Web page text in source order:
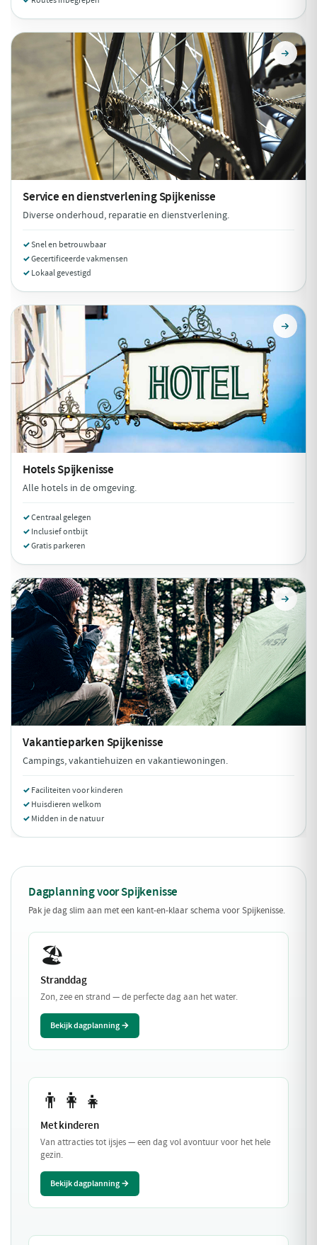
Service en dienstverleningSpijkenisse
Diverse onderhoud, reparatie en dienstverlening.
Snel en betrouwbaar
Gecertificeerde vakmensen
Lokaal gevestigd
HotelsSpijkenisse
Alle hotels in de omgeving.
Centraal gelegen
Inclusief ontbijt
Gratis parkeren
Vakantieparken Spijkenisse
Campings, vakantiehuizen en vakantiewoningen.
Faciliteiten voor kinderen
Huisdieren welkom
Midden in de natuur
Dagplanning voor Spijkenisse
Pak je dag slim aan met een kant-en-klaar schema voor Spijkenisse.
🏖️
Stranddag
Zon, zee en strand — de perfecte dag aan het water.
Bekijk dagplanning →
👨‍👩‍👧
Met kinderen
Van attracties tot ijsjes — een dag vol avontuur voor het hele
gezin.
Bekijk dagplanning →